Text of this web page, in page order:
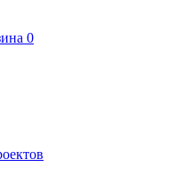
0